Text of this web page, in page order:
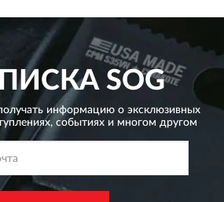
SOG
информацию о эксклюзивных
событиях и многом другом